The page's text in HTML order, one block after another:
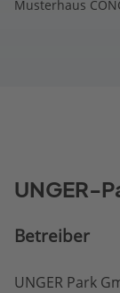
Musterhaus
UNGER-
Betreiber
UNGER Park